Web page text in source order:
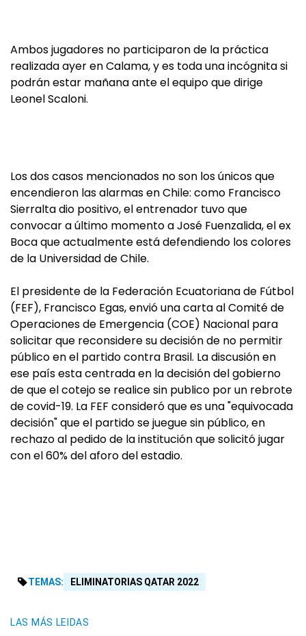
Ambos jugadores no participaron de la práctica
realizada ayer en Calama, y es toda una incógnita si
podrán estar mañana ante el equipo que dirige
Leonel Scaloni.
Los dos casos mencionados no son los únicos que
encendieron las alarmas en Chile: como Francisco
Sierralta dio positivo, el entrenador tuvo que
convocar a último momento a José Fuenzalida, el ex
Boca que actualmente está defendiendo los colores
de la Universidad de Chile.
El presidente de la Federación Ecuatoriana de Fútbol
(FEF), Francisco Egas, envió una carta al Comité de
Operaciones de Emergencia (COE) Nacional para
solicitar que reconsidere su decisión de no permitir
público en el partido contra Brasil. La discusión en
ese país esta centrada en la decisión del gobierno
de que el cotejo se realice sin publico por un rebrote
de covid-19. La FEF consideró que es una "equivocada
decisión" que el partido se juegue sin público, en
rechazo al pedido de la institución que solicitó jugar
con el 60% del aforo del estadio.
TEMAS: ELIMINATORIAS QATAR 2022
LAS MÁS LEIDAS